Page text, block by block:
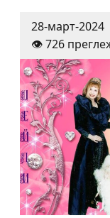
28-март-2024
👁️ 726